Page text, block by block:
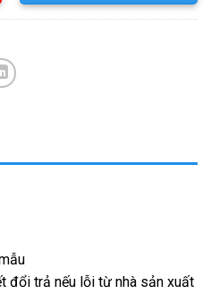
đổi trả nếu lỗi từ nhà sản xuất